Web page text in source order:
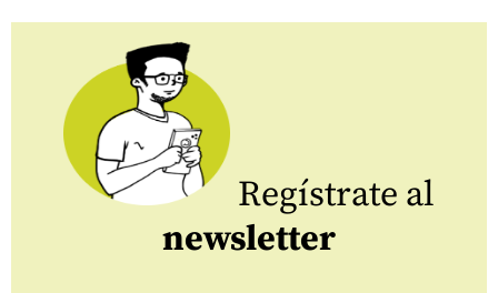
Regístrate al
newsletter